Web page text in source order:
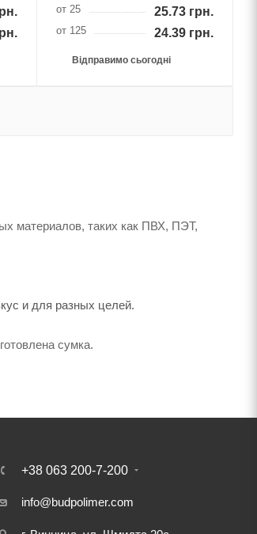
от 25 25.73 грн.
от 125 24.39 грн.
Відправимо сьогодні
материалов, таких как ПВХ, ПЭТ,
и для разных целей.
сумка.
+38 063 200-7-200
info@budpolimer.com